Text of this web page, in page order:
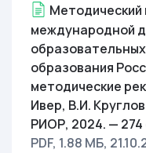
Методический
международной
образования
методические
Ивер, В.И.
РИОР, 2024. — 274
PDF, 1.88 МБ,